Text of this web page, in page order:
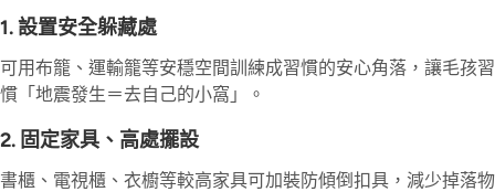
1. 設置安全躲藏處
可用布籠、運輸籠等安穩空間訓練成習慣的安心角落，讓毛孩習
慣「地震發生＝去自己的小窩」。
2. 固定家具、高處擺設
書櫃、電視櫃、衣櫥等較高家具可加裝防傾倒扣具，減少掉落物